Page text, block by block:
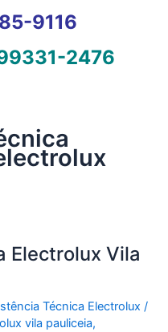
9116
2476
Electrolux Vila
Técnica Electrolux/
vila pauliceia,